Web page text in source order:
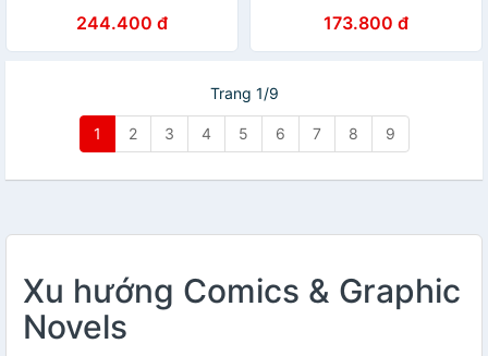
244.400 đ 173.800 đ
Trang 1/9
1 2 3 4 5 6 7 8 9
Xu hướng Comics & Graphic
Novels